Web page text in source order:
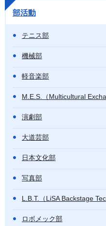
部活動
テニス部
機械部
軽音楽部
M.E.S.（Multicultural
演劇部
大道芸部
日本文化部
写真部
L.B.T.（LiSA Backstage
ロボメック部